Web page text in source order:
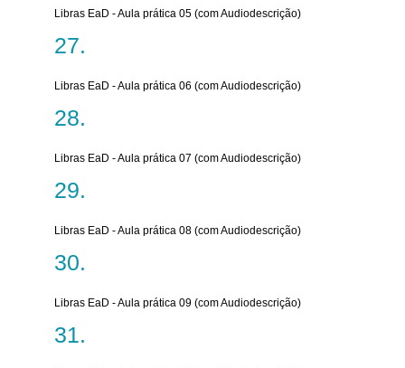
Libras EaD - Aula prática 05 (com Audiodescrição)
Libras EaD - Aula prática 06 (com Audiodescrição)
Libras EaD - Aula prática 07 (com Audiodescrição)
Libras EaD - Aula prática 08 (com Audiodescrição)
Libras EaD - Aula prática 09 (com Audiodescrição)